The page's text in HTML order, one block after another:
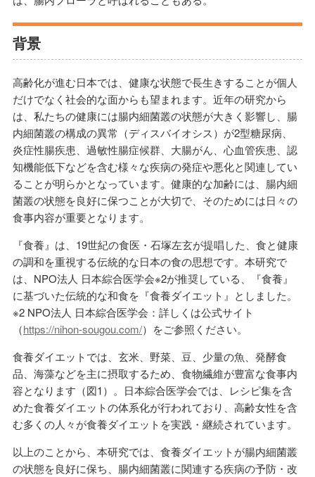
背景
高齢化が進む日本では、健康な状態で長生きすることが個人
だけでなく社会的な面からも望まれます。近年の研究から
は、私たちの健康には腸内細菌叢の状態が大きく影響し、腸
内細菌叢の構成の異常（ディスバイオシス）が2型糖尿病、
炎症性腸疾患、過敏性腸症候群、大腸がん、心血管疾患、認
知機能低下などを含む様々な疾病の発症や悪化と関連してい
ることが明らかとなっています。健康的な加齢には、腸内細
菌叢の状態を良好に保つことが大切で、そのためには日々の
食事内容が重要となります。
『食養』は、19世紀の食医・石塚左玄が提唱した、食と健康
の調和を重視する伝統的な日本の食の思想です。本研究で
は、NPO法人 日本綜合医学会※2が推奨している、『食養』
に基づいた伝統的な和食を『食養ダイエット』としました。
※2 NPO法人 日本綜合医学会：詳しくは公式サイト
（https://nihon-sougou.com/）をご参照ください。
食養ダイエットでは、玄米、野菜、豆、少量の魚、発酵食
品、海藻などを主に摂取するため、食物繊維が豊富な食事内
容となります（図1）。日本綜合医学会では、レシピ集を含
めた食養ダイエットの体系化が行われており、高齢女性を含
む多くの人々が食養ダイエットを実践・継続されています。
以上のことから、本研究では、食養ダイエットが腸内細菌叢
の状態を良好に保ち、腸内細菌叢に関連する疾病の予防・改